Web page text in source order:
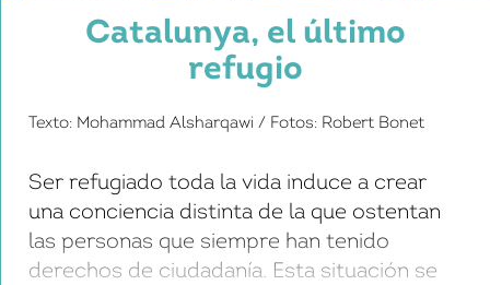
Catalunya, el último
refugio
Texto: Mohammad Alsharqawi / Fotos: Robert Bonet
Ser refugiado toda la vida induce a crear
una conciencia distinta de la que ostentan
las personas que siempre han tenido
derechos de ciudadanía. Esta situación se